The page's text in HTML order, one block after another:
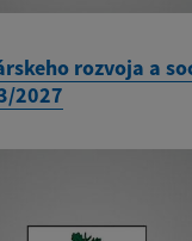
rozvoja a
2027